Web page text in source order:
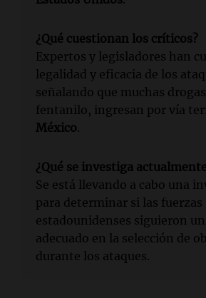
¿Qué cuestionan los críticos?
Expertos y legisladores han
legalidad y eficacia de los
señalando que muchas
fentanilo, ingresan por vía
México.
¿Qué se investiga
Se está llevando a cabo una
para determinar si las fuerzas
estadounidenses siguieron
adecuado en la selección de
durante los ataques.